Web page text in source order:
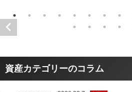
資産カテゴリーのコラム